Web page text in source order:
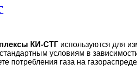
КИ-СТГ используются для
условиям в
потребления газа на